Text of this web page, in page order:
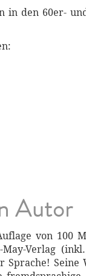
in den 60er-
Autor
von 100
Verlag
Sprache!